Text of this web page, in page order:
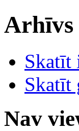
Arhīvs
Skatīt
Skatīt
Nav